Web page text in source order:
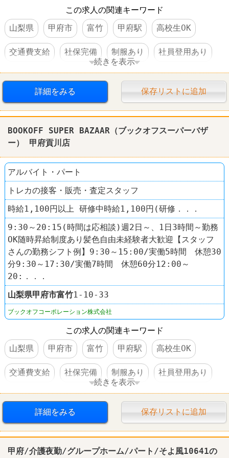
この求人の関連キーワード
山梨県
甲府市 富竹 甲府駅 高校生OK
交通費支給 社保完備 制服あり 社員登用あり
車・バイク通勤可 禁煙・分煙 髪型自由 本屋
BOOKOFF SUPER BAZAAR
続きを表示
詳細をみる 保存リストに追加
BOOKOFF SUPER BAZAAR（ブックオフスーパーバザ
ー） 甲府貢川店
アルバイト・パート
トレカの接客・販売・査定スタッフ
時給1,100円以上 研修中時給1,100円(研修．．．
9:30～20:15(時間は応相談)週2日～、1日3時間～勤務
OK随時昇給制度あり髪色自由未経験者大歓迎【スタッフ
さんの勤務シフト例】9:30～15:00/実働5時間 休憩30
分9:30～17:30/実働7時間 休憩60分12:00～
20:．．．
山梨県甲府市富竹1-10-33
ブックオフコーポレーション株式会社
この求人の関連キーワード
山梨県
甲府市 富竹 甲府駅 高校生OK
交通費支給 社保完備 制服あり 社員登用あり
車・バイク通勤可 禁煙・分煙 髪型自由 本屋
BOOKOFF SUPER BAZAAR
続きを表示
詳細をみる 保存リストに追加
甲府/介護夜勤/グループホーム/パート/そよ風10641の